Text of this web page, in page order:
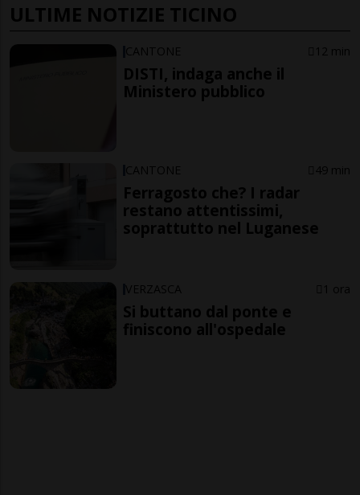
ULTIME NOTIZIE TICINO
CANTONE 12 min
DISTI, indaga anche il
Ministero pubblico
CANTONE 49 min
Ferragosto che? I radar
restano attentissimi,
soprattutto nel Luganese
VERZASCA 1 ora
Si buttano dal ponte e
finiscono all'ospedale